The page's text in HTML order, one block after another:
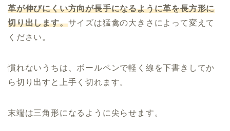
革が伸びにくい方向が長手になるように革を長方形に
切り出します。サイズは猛禽の大きさによって変えて
ください。
慣れないうちは、ボールペンで軽く線を下書きしてか
ら切り出すと上手く切れます。
末端は三角形になるように尖らせます。